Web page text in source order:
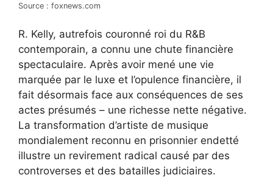
Source : foxnews.com
R. Kelly, autrefois couronné roi du R&B
contemporain, a connu une chute financière
spectaculaire. Après avoir mené une vie
marquée par le luxe et l’opulence financière, il
fait désormais face aux conséquences de ses
actes présumés – une richesse nette négative.
La transformation d’artiste de musique
mondialement reconnu en prisonnier endetté
illustre un revirement radical causé par des
controverses et des batailles judiciaires.